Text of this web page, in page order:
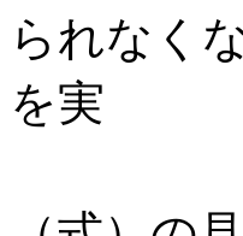
られなく
を実